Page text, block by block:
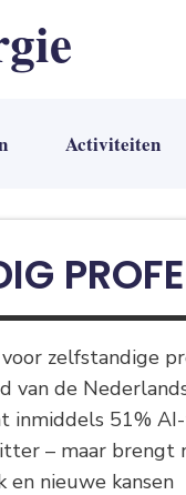
Activiteiten
zelfstandige
de
51%
– maar brengt
nieuwe kansen